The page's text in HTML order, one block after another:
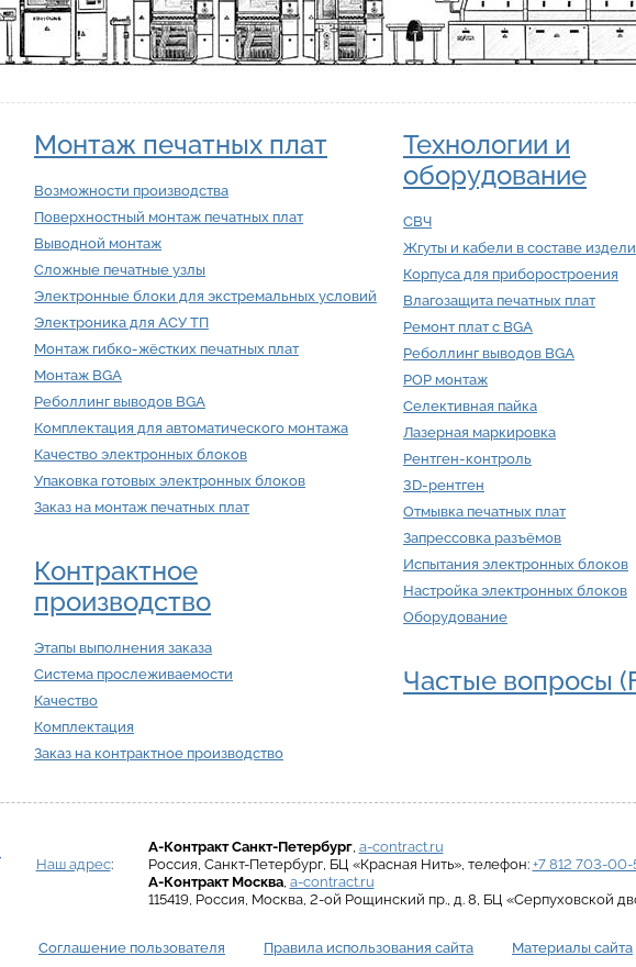
Монтаж печатных плат
Возможности производства
Поверхностный монтаж печатных плат
Выводной монтаж
Сложные печатные узлы
Электронные блоки для экстремальных условий
Электроника для АСУ ТП
Монтаж гибко-жёстких печатных плат
Монтаж BGA
Реболлинг выводов BGA
Комплектация для автоматического монтажа
Качество электронных блоков
Упаковка готовых электронных блоков
Заказ на монтаж печатных плат
Контрактное
производство
Этапы выполнения заказа
Система прослеживаемости
Качество
Комплектация
Заказ на контрактное производство
Технологии и
оборудование
СВЧ
Жгуты и кабели в составе
Корпуса для приборостроения
Влагозащита печатных плат
Ремонт плат с BGA
Реболлинг выводов BGA
POP монтаж
Селективная пайка
Лазерная маркировка
Рентген-контроль
3D-рентген
Отмывка печатных плат
Запрессовка разъёмов
Испытания электронных блоков
Настройка электронных блоков
Оборудование
Частые вопросы
Наш адрес:
А-Контракт Санкт-Петербург, a-contract.ru
Россия, Санкт-Петербург, БЦ «Красная Нить», телефон: +7 812 703-00-
А-Контракт Москва, a-contract.ru
115419, Россия, Москва, 2-ой Рощинский пр., д. 8, БЦ «Серпуховской
Соглашение пользователя Правила использования сайта Материалы сайта